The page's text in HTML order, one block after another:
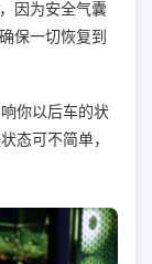
因为安全气囊
保一切恢复到
你以后车的状
态可不简单，